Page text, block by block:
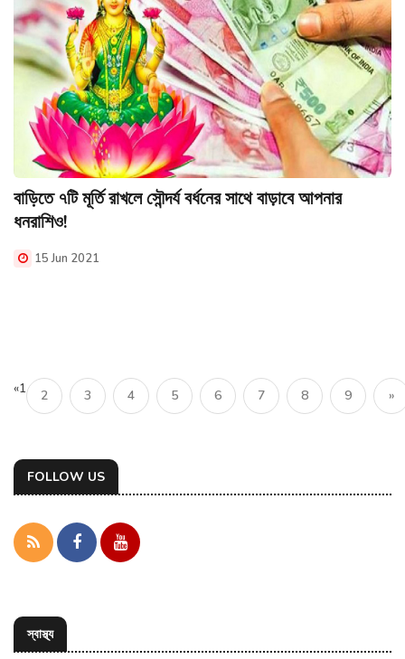
বাড়িতে ৭টি মূর্তি রাখলে সৌন্দর্য বর্ধনের সাথে বাড়াবে আপনার
ধনরাশিও!
15 Jun 2021
«1 2 3 4 5 6 7 8 9 »
FOLLOW US
স্বাস্থ্য